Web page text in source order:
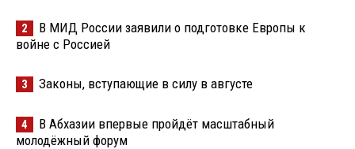
2
В МИД России заявили о подготовке Европы к
войне с Россией
3 Законы, вступающие в силу в августе
4
В Абхазии впервые пройдёт масштабный
молодёжный форум